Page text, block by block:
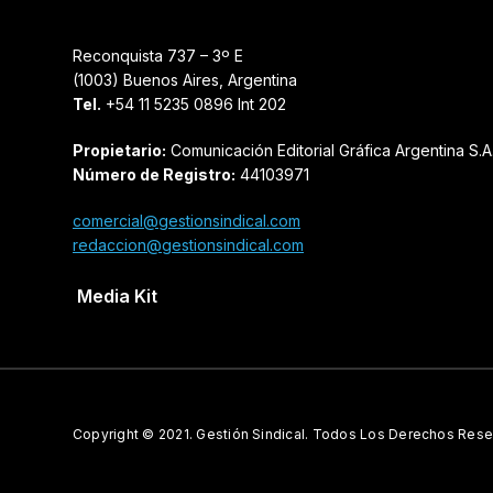
Reconquista 737 – 3º E
(1003) Buenos Aires, Argentina
Tel. +54 11 5235 0896 Int 202
Propietario: Comunicación Editorial Gráfica Argentina S.A.
Número de Registro: 44103971
comercial@gestionsindical.com
redaccion@gestionsindical.com
Media Kit
Copyright © 2021.Gestión Sindical. Todos Los Derechos